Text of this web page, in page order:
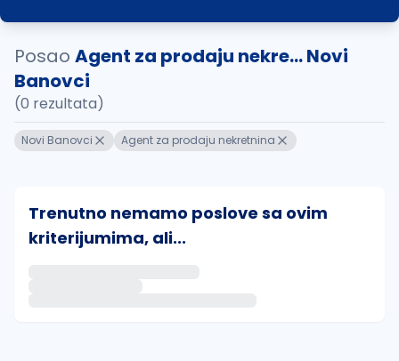
Posao Agent za prodaju nekre... Novi
Banovci
(0 rezultata)
Novi Banovci Agent za prodaju nekretnina
Trenutno nemamo poslove sa ovim
kriterijumima, ali...